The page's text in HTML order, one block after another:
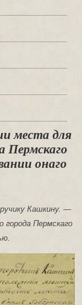
места для
Пермскаго
онаго
Кашкину. —
города Пермскаго